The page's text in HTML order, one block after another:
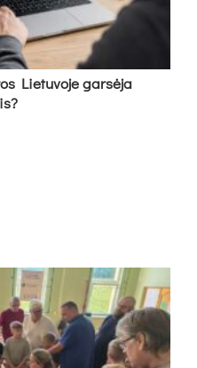
Lietuvoje garsėja